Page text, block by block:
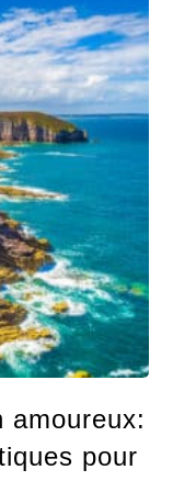
amoureux:
pour